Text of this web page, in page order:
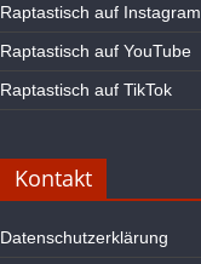
Raptastisch auf Instagram
Raptastisch auf YouTube
Raptastisch auf TikTok
Kontakt
Datenschutzerklärung